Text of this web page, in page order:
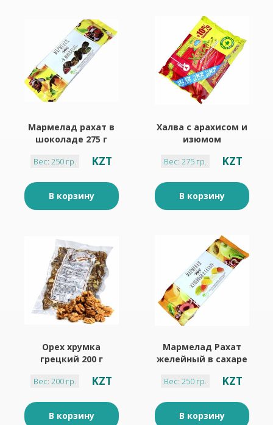
Мармелад рахат в
шоколаде 275 г
Вес: 250 гр. KZT
В корзину
Халва с арахисом и
изюмом
гр A-product
Вес: 275 гр. KZT
В корзину
Орех хрумка
грецкий 200 г
Вес: 200 гр. KZT
В корзину
Мармелад Рахат
желейный в сахаре
Вес: 250 гр. KZT
В корзину